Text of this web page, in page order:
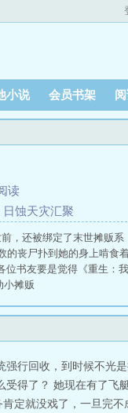
小说 会员书架
读
蚀天灾汇聚
，还被绑定了末世摊贩系
的丧尸扑到她的身上啃食
书友要是觉得《重生：我
小摊贩
强行回收，到时候不光
得了？ 她现在有了飞
定就没戏了，一旦完不